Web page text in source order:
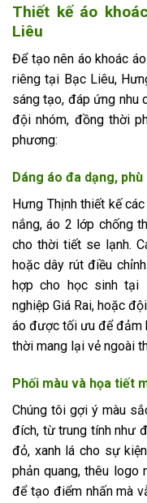
Thiết kế áo
Liêu
Để tạo nên áo khoác
riêng tại Bạc Liêu,
sáng tạo, đáp ứng nhu
đội nhóm, đồng thời
phương:
Dáng áo đa dạng,
Hưng Thịnh thiết kế
nắng, áo 2 lớp chống
cho thời tiết se lạnh.
hoặc dây rút điều
hợp cho học sinh tại
nghiệp Giá Rai, hoặc
áo được tối ưu để đảm
thời mang lại vẻ ngoài
Phối màu và họa tiết
Chúng tôi gợi ý màu
đích, từ trung tính như
đỏ, xanh lá cho sự
phản quang, thêu logo
để tạo điểm nhấn mà